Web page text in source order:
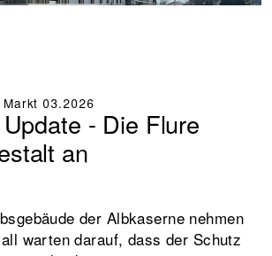
03.2026
- Die Flure
an
der Albkaserne nehmen
warten darauf, dass der Schutz